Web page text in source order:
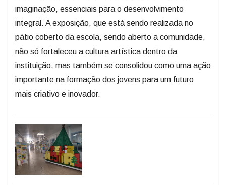
imaginação, essenciais para o desenvolvimento
integral. A exposição, que está sendo realizada no
pátio coberto da escola, sendo aberto a comunidade,
não só fortaleceu a cultura artística dentro da
instituição, mas também se consolidou como uma ação
importante na formação dos jovens para um futuro
mais criativo e inovador.